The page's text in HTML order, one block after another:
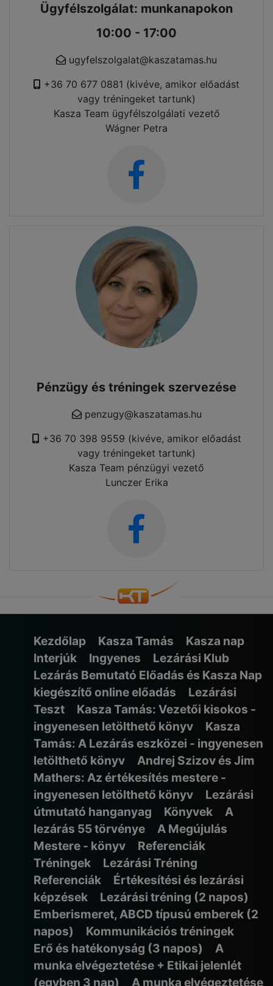
Ügyfélszolgálat: munkanapokon
10:00 - 17:00
ugyfelszolgalat@kaszatamas.hu
+36 70 677 0881 (kivéve, amikor előadást
vagy tréningeket tartunk)
Kasza Team ügyfélszolgálati vezető
Wágner Petra
Pénzügy és tréningek szervezése
penzugy@kaszatamas.hu
+36 70 398 9559 (kivéve, amikor előadást
vagy tréningeket tartunk)
Kasza Team pénzügyi vezető
Lunczer Erika
Kezdőlap Kasza Tamás
Kasza nap
Interjúk
Ingyenes
Lezárási Klub
Lezárás Bemutató Előadás és Kasza Nap
kiegészítő online előadás
Lezárási
Teszt
Kasza Tamás: Vezetői kisokos -
ingyenesen letölthető könyv
Kasza
Tamás: A Lezárás eszközei - ingyenesen
letölthető könyv
Andrej Szizov és Jim
Mathers: Az értékesítés mestere -
ingyenesen letölthető könyv
Lezárási
útmutató hanganyag
Könyvek
A
lezárás 55 törvénye
A Megújulás
Mestere - könyv
Referenciák
Tréningek
Lezárási Tréning
Referenciák
Értékesítési és lezárási
képzések
Lezárási tréning (2 napos)
Emberismeret, ABCD típusú emberek (2
napos)
Kommunikációs tréningek
Erő és hatékonyság (3 napos)
A
munka elvégeztetése + Etikai jelenlét
(egyben 3 nap)
A munka elvégeztetése